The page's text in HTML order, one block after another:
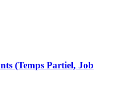
(Temps Partiel, Job